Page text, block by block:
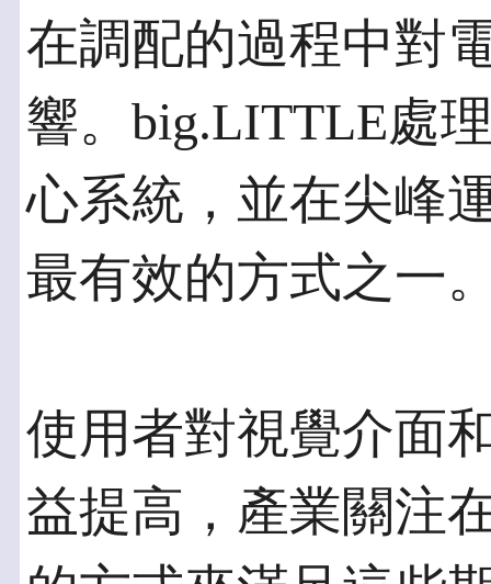
在調配的過程中對
響。big.LITTLE處
心系統，並在尖峰
最有效的方式之一
使用者對視覺介面
益提高，產業關注